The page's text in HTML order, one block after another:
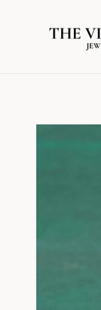
al contenido